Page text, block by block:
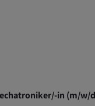
in (m/w/